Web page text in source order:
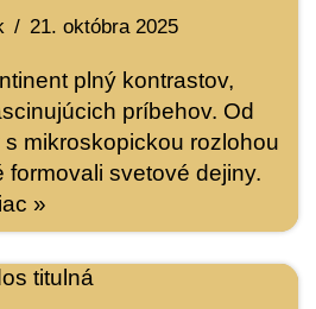
21. októbra 2025
plný kontrastov,
príbehov. Od
mikroskopickou rozlohou
formovali svetové dejiny.
»